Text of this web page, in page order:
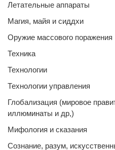
Летательные аппараты
Магия, майя и сиддхи
Оружие массового поражения
Техника
Технологии
Технологии управления
Глобализация (мировое
иллюминаты и др,)
Мифология и сказания
Сознание, разум,